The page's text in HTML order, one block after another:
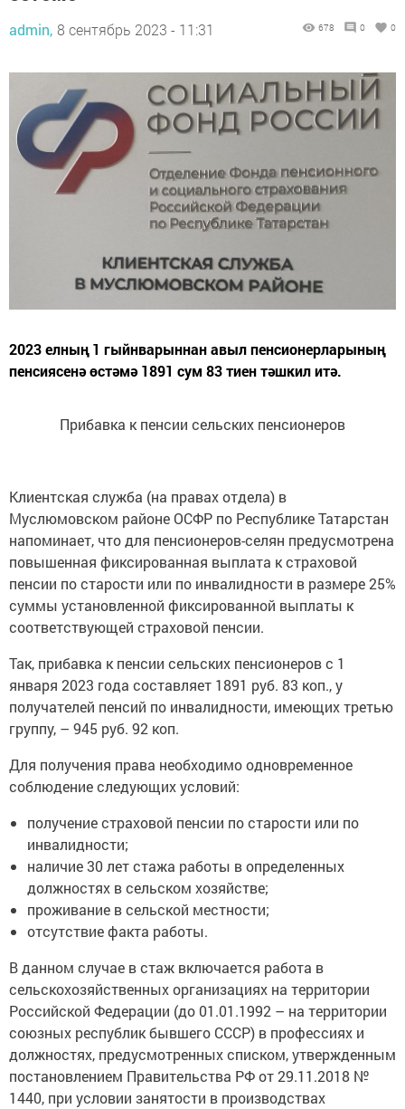
admin, 8 сентябрь 2023 - 11:31 678 0 0
2023 елның 1 гыйнварыннан авыл пенсионерларының
пенсиясенә өстәмә 1891 сум 83 тиен тәшкил итә.
Прибавка к пенсии сельских пенсионеров
Клиентская служба (на правах отдела) в
Муслюмовском районе ОСФР по Республике Татарстан
напоминает, что для пенсионеров-селян предусмотрена
повышенная фиксированная выплата к страховой
пенсии по старости или по инвалидности в размере 25%
суммы установленной фиксированной выплаты к
соответствующей страховой пенсии.
Так, прибавка к пенсии сельских пенсионеров с 1
января 2023 года составляет 1891 руб. 83 коп., у
получателей пенсий по инвалидности, имеющих третью
группу, – 945 руб. 92 коп.
Для получения права необходимо одновременное
соблюдение следующих условий:
получение страховой пенсии по старости или по
инвалидности;
наличие 30 лет стажа работы в определенных
должностях в сельском хозяйстве;
проживание в сельской местности;
отсутствие факта работы.
В данном случае в стаж включается работа в
сельскохозяйственных организациях на территории
Российской Федерации (до 01.01.1992 – на территории
союзных республик бывшего СССР) в профессиях и
должностях, предусмотренных списком, утвержденным
постановлением Правительства РФ от 29.11.2018 №
1440, при условии занятости в производствах